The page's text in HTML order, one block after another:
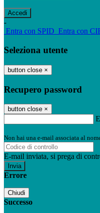
-
Entra con SPID Entra con
Seleziona utente
button close ×
Recupero password
button close ×
Non hai una e-mail associata al
E-mail inviata, si prega di
Errore
Chiudi
Successo